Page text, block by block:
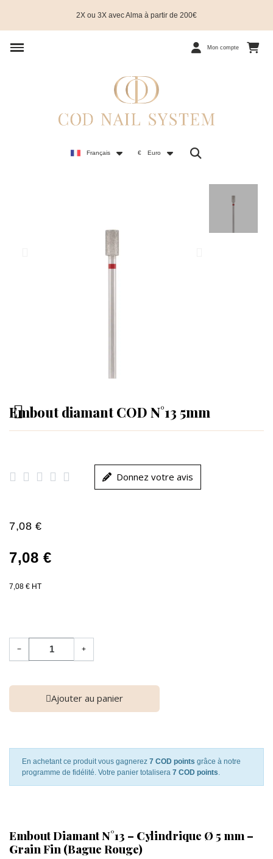
2X ou 3X avec Alma à partir de 200€
Mon compte
Français € Euro
Embout diamant COD N°13 5mm
     Donnez votre avis
7,08 €
7,08 €
7,08 € HT
− +
Ajouter au panier
En achetant ce produit vous gagnerez 7 COD points grâce à notre
programme de fidélité. Votre panier totalisera 7 COD points.
Embout Diamant N°13 – Cylindrique Ø 5 mm –
Grain Fin (Bague Rouge)